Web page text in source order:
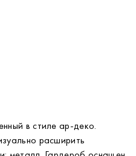
в стиле ар-деко.
расширить